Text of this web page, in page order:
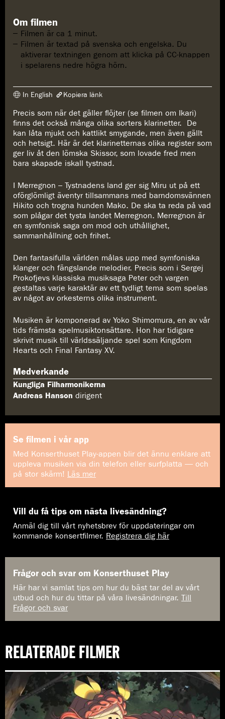
Om filmen
Filmen är ca 1 minut.
Filmen är textad på svenska och engelska. Du
aktiverar textningen genom att klicka på CC-knappen
i spelarens nedre högra hörn.
In English Kopiera länk
Länken har kopierats
https://www.konserthuset.se/play/merregnon-skissor/
Precis som när det gäller flöjter (se filmen om Ikari)
finns det också många olika sorters klarinetter. De
kan låta mjukt och kattlikt smygande, men även gällt
och hetsigt. Här är det klarinetternas olika register som
ger liv åt den lömska Skissor, som lovade fred men
bara skapade iskall tystnad.
I Merregnon – Tystnadens land ger sig Miru ut på ett
oförglömligt äventyr tillsammans med barndomsvännen
Hikito och trogna hunden Mako. De ska ta reda på vad
som plågar det tysta landet Merregnon. Merregnon är
en symfonisk saga om mod och uthållighet,
sammanhållning och frihet.
Den fantasifulla världen målas upp med symfoniska
klanger och fängslande melodier. Precis som i Sergej
Prokofjevs klassiska musiksaga Peter och vargen
gestaltas varje karaktär av ett tydligt tema som spelas
av något av orkesterns olika instrument.
Musiken är komponerad av Yoko Shimomura, en av vår
tids främsta spelmusiktonsättare. Hon har tidigare
skrivit musik till världssäljande spel som Kingdom
Hearts och Final Fantasy XV.
Medverkande
Kungliga Filharmonikerna
Andreas Hanson dirigent
Se filmen i vår app
Med Konserthuset Play-appen blir det ännu enklare att
uppleva musiken via din telefon eller surfplatta — och
på stor skärm! Läs mer
Vill du få tips om nästa livesändning?
Anmäl dig till vårt nyhetsbrev för uppdateringar om
kommande konsertfilmer. Registrera dig här
Frågor och svar om Konserthuset Play
Här har vi samlat tips om hur du bäst tar del av vårt
utbud och hur du tittar på våra livesändningar. Till
Frågor och svar
RELATERADE FILMER